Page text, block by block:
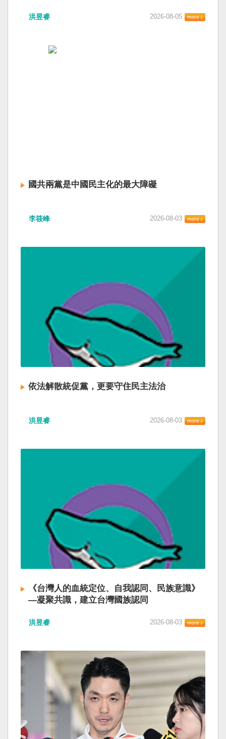
洪昱睿 2026-08-05
國共兩黨是中國民主化的最大障礙
李筱峰 2026-08-03
依法解散統促黨，更要守住民主法治
洪昱睿 2026-08-03
《台灣人的血統定位、自我認同、民族意識》
—凝聚共識，建立台灣國族認同
洪昱睿 2026-08-03